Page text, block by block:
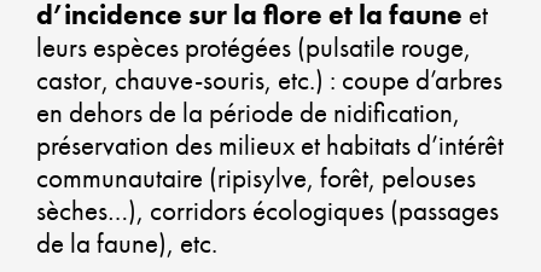
UN
d’incidence sur la flore et la faune et
leurs espèces protégées (pulsatile rouge,
castor, chauve-souris, etc.) : coupe d’arbres
en dehors de la période de nidification,
préservation des milieux et habitats d’intérêt
communautaire (ripisylve, forêt, pelouses
sèches…), corridors écologiques (passages
de la faune), etc.